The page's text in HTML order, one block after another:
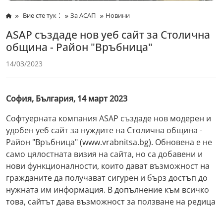
Вие сте тук : За АСАП Новини
ASAP създаде нов уеб сайт за Столична
община - Район "Връбница"
14/03/2023
София, България, 14 март 2023
Софтуерната компания ASAP създаде нов модерен и
удобен уеб сайт за нуждите на Столична община -
Район "Връбница" (www.vrabnitsa.bg). Обновена е не
само цялостната визия на сайта, но са добавени и
нови функционалности, които дават възможност на
гражданите да получават сигурен и бърз достъп до
нужната им информация. В допълнение към всичко
това, сайтът дава възможност за ползване на редица